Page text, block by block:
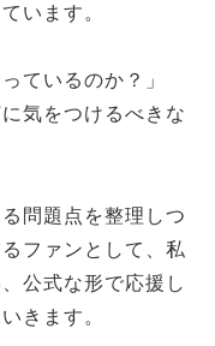
います。
ているのか？」
気をつけるべきな
問題点を整理しつ
ファンとして、私
公式な形で応援し
きます。